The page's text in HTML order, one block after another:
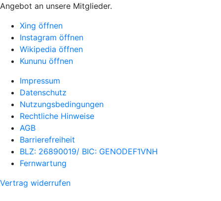
Angebot an unsere Mitglieder.
Xing öffnen
Instagram öffnen
Wikipedia öffnen
Kununu öffnen
Impressum
Datenschutz
Nutzungsbedingungen
Rechtliche Hinweise
AGB
Barrierefreiheit
BLZ: 26890019/ BIC: GENODEF1VNH
Fernwartung
Vertrag widerrufen